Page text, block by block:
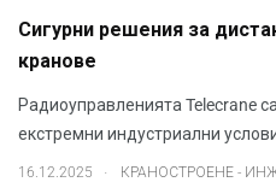
Сигурни решения за
кранове
Радиоуправленията Telecrane
екстремни индустриални
16.12.2025 . КРАНОСТРОЕНЕ -